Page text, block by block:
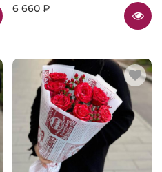
6 660 ₽